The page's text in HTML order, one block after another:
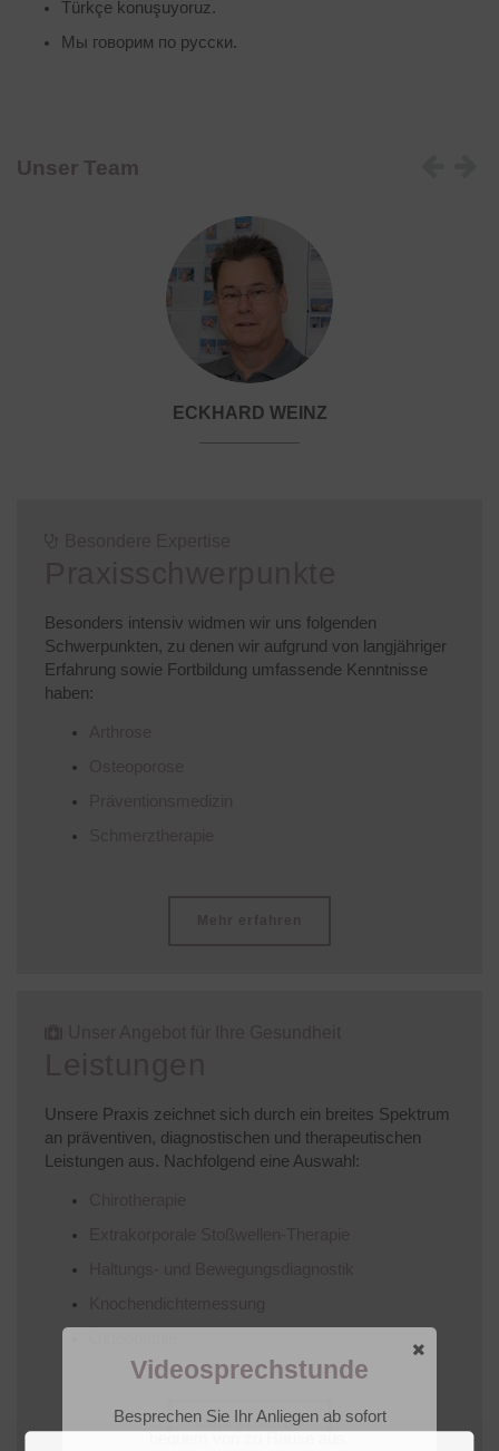
Türkçe konuşuyoruz.
Мы говорим по русски.
Unser Team
Eckhard
ECKHARD WEINZ
Besonders intensiv widmen wir uns folgenden
Schwerpunkten, zu denen wir aufgrund von langjähriger
Erfahrung sowie Fortbildung umfassende Kenntnisse
haben:
Unsere Praxis zeichnet sich durch ein breites Spektrum
an präventiven, diagnostischen und therapeutischen
Leistungen aus. Nachfolgend eine Auswahl:
Mehr erfahren
Videosprechstunde
Besprechen Sie Ihr Anliegen ab sofort